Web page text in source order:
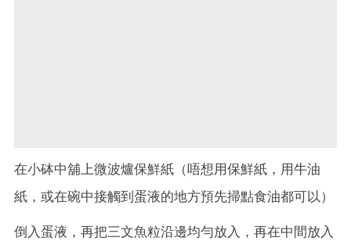
在小砵中舖上微波爐保鮮紙（唔想用保鮮紙，用牛油
紙，或在碗中接觸到蛋液的地方預先掃點食油都可以）
倒入蛋液，再把三文魚粒沿邊均勻放入，再在中間放入